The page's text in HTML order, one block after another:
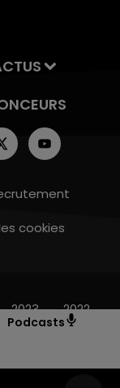
Podcasts
cookies
2023 2022